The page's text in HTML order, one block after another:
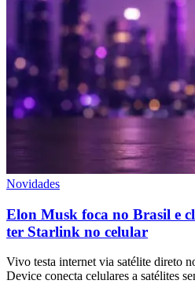
Novidades
Elon Musk foca no Brasil e
ter Starlink no celular
Vivo testa internet via satélite direto
Device conecta celulares a satélites